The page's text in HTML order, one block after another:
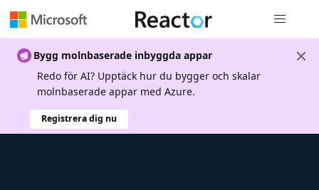
Bygg molnbaserade inbyggda appar
Redo för AI? Upptäck hur du bygger och skalar
molnbaserade appar med Azure.
Registrera dig nu